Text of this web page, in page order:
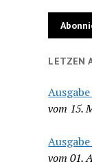
LETZEN
vom 15.
vom 01.